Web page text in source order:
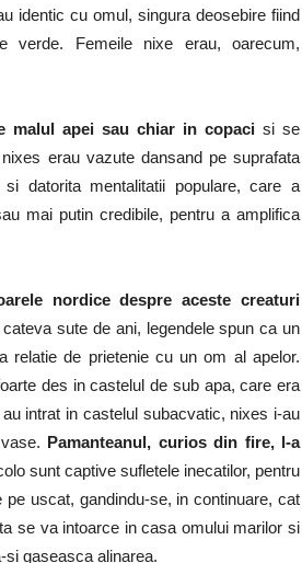
identic cu omul, singura deosebire fiind
Femeile nixe erau, oarecum,
malul apei sau chiar in copaci si se
erau vazute dansand pe suprafata
datorita mentalitatii populare, care a
mai putin credibile, pentru a amplifica
nordice despre aceste creaturi
sute de ani, legendele spun ca un
relatie de prietenie cu un om al apelor.
des in castelul de sub apa, care era
intrat in castelul subacvatic, nixes i-au
Pamanteanul, curios din fire, l-a
sunt captive sufletele inecatilor, pentru
uscat, gandindu-se, in continuare, cat
se va intoarce in casa omului marilor si
gaseasca alinarea.